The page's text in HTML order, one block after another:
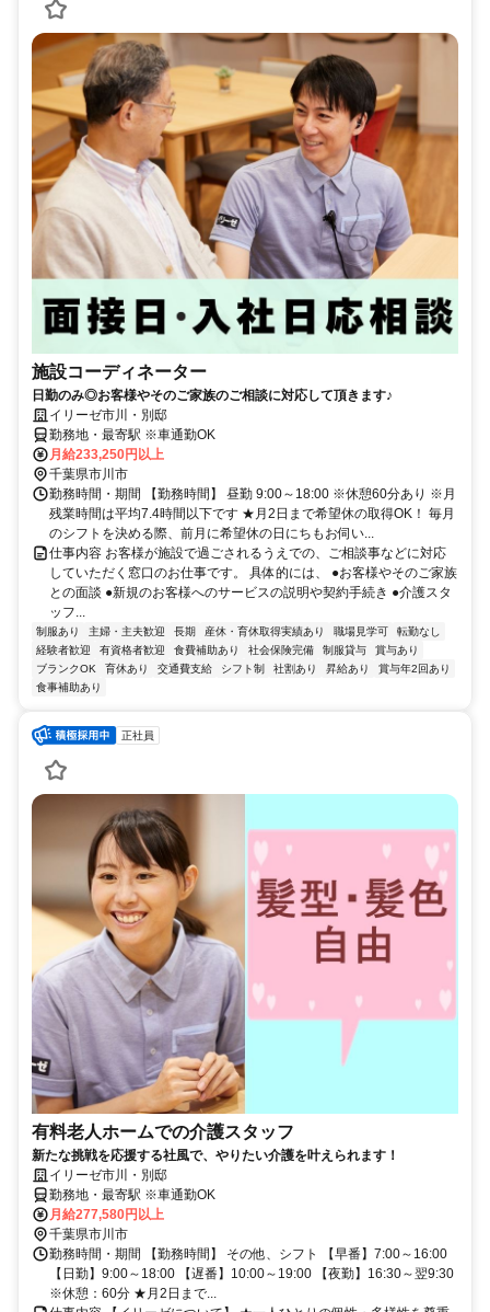
施設コーディネーター
日勤のみ◎お客様やそのご家族のご相談に対応して頂きます♪
イリーゼ市川・別邸
勤務地・最寄駅 ※車通勤OK
月給233,250円以上
千葉県市川市
勤務時間・期間 【勤務時間】 昼勤 9:00～18:00 ※休憩60分あり ※月
残業時間は平均7.4時間以下です ★月2日まで希望休の取得OK！ 毎月
のシフトを決める際、前月に希望休の日にちもお伺い...
仕事内容 お客様が施設で過ごされるうえでの、ご相談事などに対応
していただく窓口のお仕事です。 具体的には、 ●お客様やそのご家族
との面談 ●新規のお客様へのサービスの説明や契約手続き ●介護スタ
ッフ...
制服あり 主婦・主夫歓迎 長期 産休・育休取得実績あり 職場見学可
転勤なし
経験者歓迎
有資格者歓迎 食費補助あり 社会保険完備 制服貸与
賞与あり
ブランクOK
育休あり 交通費支給 シフト制 社割あり 昇給あり
賞与年2回あり
食事補助あり
正社員
有料老人ホームでの介護スタッフ
新たな挑戦を応援する社風で、やりたい介護を叶えられます！
イリーゼ市川・別邸
勤務地・最寄駅 ※車通勤OK
月給277,580円以上
千葉県市川市
勤務時間・期間 【勤務時間】 その他、シフト 【早番】7:00～16:00
【日勤】9:00～18:00 【遅番】10:00～19:00 【夜勤】16:30～翌9:30
※休憩：60分 ★月2日まで...